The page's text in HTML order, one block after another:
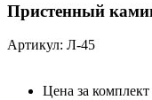
Пристенный
Артикул: Л-45
Цена за